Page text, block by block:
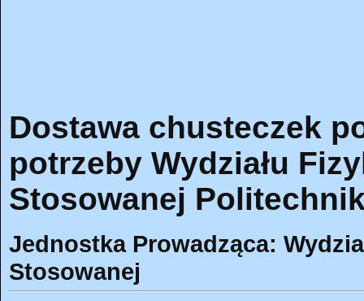
Dostawa chusteczek
potrzeby Wydziału
Stosowanej
Jednostka Prowadząca:
Stosowanej